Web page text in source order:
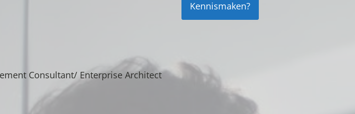
Consultant/ Enterprise Architect
Kennismaken?